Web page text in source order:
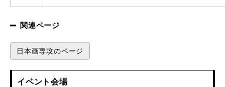
関連ページ
日本画専攻のページ
イベント会場